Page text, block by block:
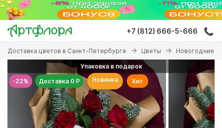
Перейти
основному
содержанию
+7 (812) 666-5-666
Вы
здесь
Доставка цветов в Санкт-Петербурге Цветы Новогодние
-22%
Упаковка в подарок
Доставка 0 Р
Новинка Хит